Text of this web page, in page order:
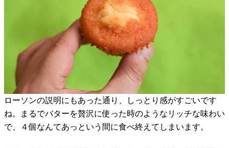
ローソンの説明にもあった通り、しっとり感がすごいです
ね。まるでバターを贅沢に使った時のようなリッチな味わい
で、４個なんてあっという間に食べ終えてしまいます。